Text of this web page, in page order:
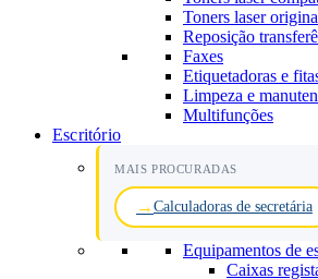
Toners laser
Reposição
Faxes
Etiquetadoras e
Limpeza e
Multifunções
Escritório
MAIS PROCURADAS
Calculadoras de secretária
Equipamentos de
Caixas